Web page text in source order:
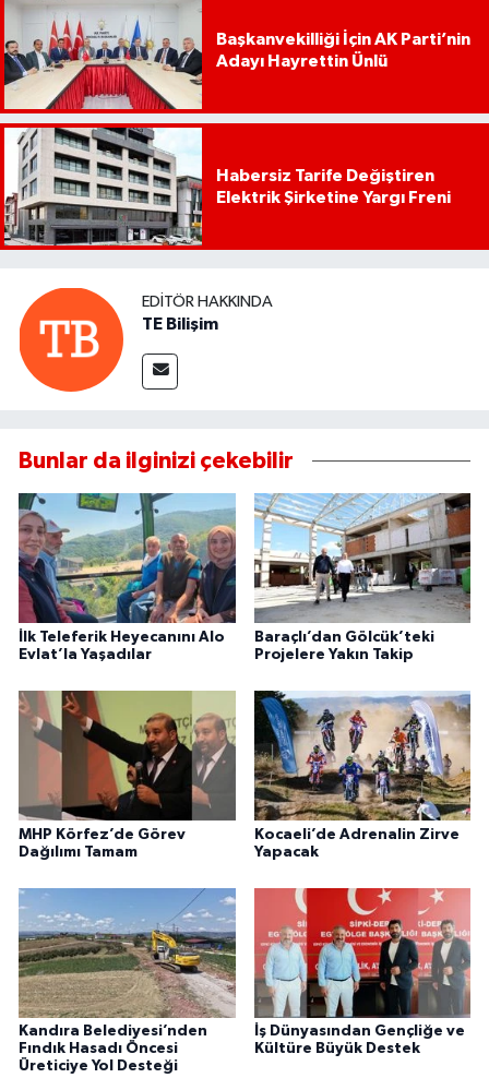
Başkanvekilliği İçin AK Parti’nin
Adayı Hayrettin Ünlü
Habersiz Tarife Değiştiren
Elektrik Şirketine Yargı Freni
EDITÖR HAKKINDA
TE Bilişim
Bunlar da ilginizi çekebilir
İlk Teleferik Heyecanını Alo
Evlat’la Yaşadılar
Baraçlı’dan Gölcük’teki
Projelere Yakın Takip
MHP Körfez’de Görev
Dağılımı Tamam
Kocaeli’de Adrenalin Zirve
Yapacak
Kandıra Belediyesi’nden
Fındık Hasadı Öncesi
Üreticiye Yol Desteği
İş Dünyasından Gençliğe ve
Kültüre Büyük Destek